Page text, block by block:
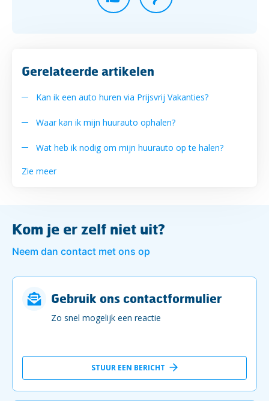
Gerelateerde artikelen
Kan ik een auto huren via Prijsvrij Vakanties?
Waar kan ik mijn huurauto ophalen?
Wat heb ik nodig om mijn huurauto op te halen?
Zie meer
Kom je er zelf niet uit?
Neem dan contact met ons op
Gebruik ons contactformulier
Zo snel mogelijk een reactie
STUUR EEN BERICHT